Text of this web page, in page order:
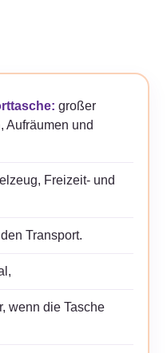
großer
Aufräumen und
Freizeit- und
Transport.
wenn die Tasche